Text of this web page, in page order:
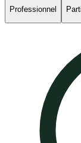
Professionnel